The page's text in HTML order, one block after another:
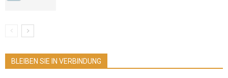
BLEIBEN SIE IN VERBINDUNG